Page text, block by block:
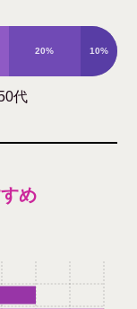
0%
20% 10%
代
め